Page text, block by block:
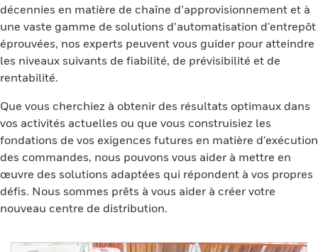
décennies en matière de chaîne d’approvisionnement et à
une vaste gamme de solutions d’automatisation d'entrepôt
éprouvées, nos experts peuvent vous guider pour atteindre
les niveaux suivants de fiabilité, de prévisibilité et de
rentabilité.
Que vous cherchiez à obtenir des résultats optimaux dans
vos activités actuelles ou que vous construisiez les
fondations de vos exigences futures en matière d'exécution
des commandes, nous pouvons vous aider à mettre en
œuvre des solutions adaptées qui répondent à vos propres
défis. Nous sommes prêts à vous aider à créer votre
nouveau centre de distribution.